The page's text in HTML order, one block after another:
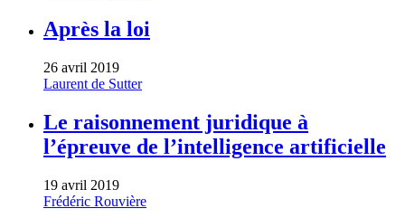
Après la loi
26 avril 2019
Laurent de Sutter
Le raisonnement juridique à
l’épreuve de l’intelligence artificielle
19 avril 2019
Frédéric Rouvière